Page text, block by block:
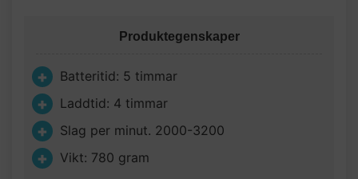
Produktegenskaper
Batteritid: 5 timmar
Laddtid: 4 timmar
Slag per minut. 2000-3200
Vikt: 780 gram